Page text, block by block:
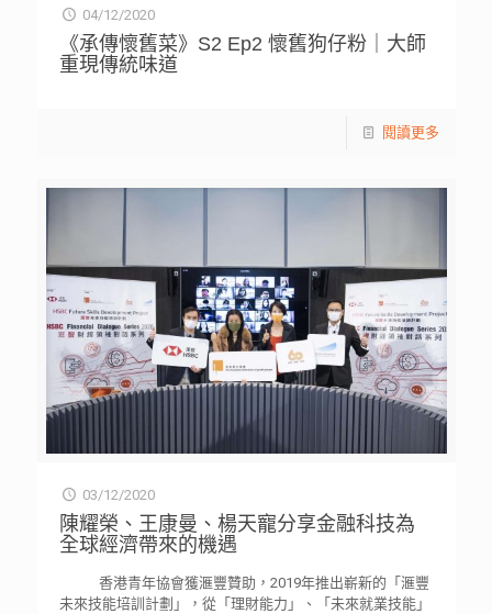
04/12/2020
《承傳懷舊菜》S2 Ep2 懷舊狗仔粉｜大師
重現傳統味道
閱讀更多
03/12/2020
陳耀榮、王康曼、楊天寵分享金融科技為
全球經濟帶來的機遇
香港青年協會獲滙豐贊助，2019年推出嶄新的「滙豐
未來技能培訓計劃」，從「理財能力」、「未來就業技能」